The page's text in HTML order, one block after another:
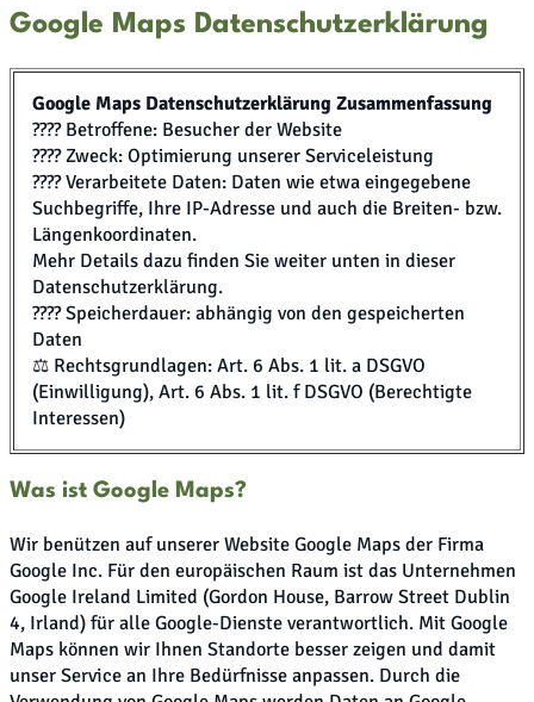
Google Maps Datenschutzerklärung
Google Maps Datenschutzerklärung Zusammenfassung
???? Betroffene: Besucher der Website
???? Zweck: Optimierung unserer Serviceleistung
???? Verarbeitete Daten: Daten wie etwa eingegebene
Suchbegriffe, Ihre IP-Adresse und auch die Breiten- bzw.
Längenkoordinaten.
Mehr Details dazu finden Sie weiter unten in dieser
Datenschutzerklärung.
???? Speicherdauer: abhängig von den gespeicherten
Daten
⚖️ Rechtsgrundlagen: Art. 6 Abs. 1 lit. a DSGVO
(Einwilligung), Art. 6 Abs. 1 lit. f DSGVO (Berechtigte
Interessen)
Was ist Google Maps?
Wir benützen auf unserer Website Google Maps der Firma
Google Inc. Für den europäischen Raum ist das Unternehmen
Google Ireland Limited (Gordon House, Barrow Street Dublin
4, Irland) für alle Google-Dienste verantwortlich. Mit Google
Maps können wir Ihnen Standorte besser zeigen und damit
unser Service an Ihre Bedürfnisse anpassen. Durch die